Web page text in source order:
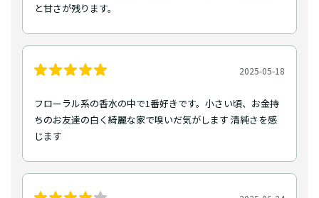
と甘さが残ります。
2025-05-18
フローラル系の香水の中で1番好きです。小さい頃、お金持
ちのお友達の白く綺麗な家で嗅いだ気がします 清純さを感
じます